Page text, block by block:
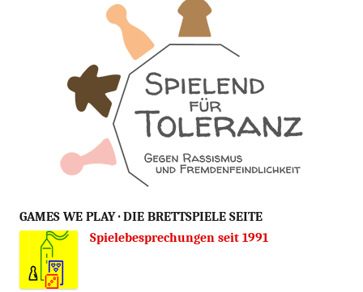
GAMES WE PLAY · DIE BRETTSPIELE SEITE
Spielebesprechungen seit 1991